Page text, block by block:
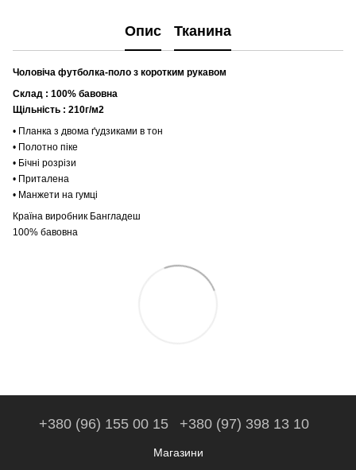
Опис Тканина
Чоловіча футболка-поло з коротким рукавом
Склад : 100% бавовна
Щільність : 210г/м2
• Планка з двома ґудзиками в тон
• Полотно піке
• Бічні розрізи
• Приталена
• Манжети на гумці
Країна виробник Бангладеш
100% бавовна
+380 (96) 155 00 15 +380 (97) 398 13 10
Магазини